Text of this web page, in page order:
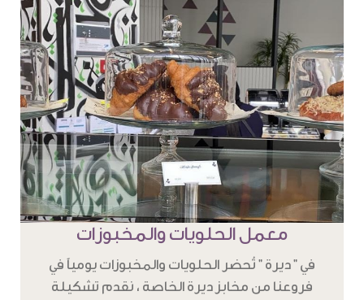
معمل الحلويات والمخبوزات
في " ديرة " تُحضر الحلويات والمخبوزات يومياً في
فروعنا من مخابز ديرة الخاصة ، نقدم تشكيلة